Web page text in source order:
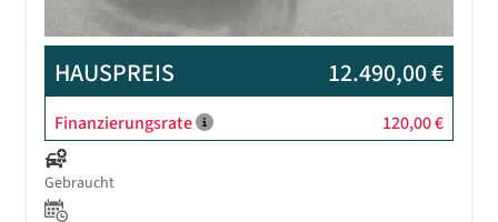
HAUSPREIS 12.490,00 €
Finanzierungsrate 120,00 €
Gebraucht